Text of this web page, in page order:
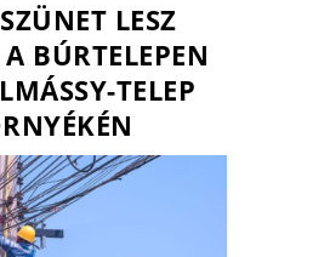
LESZ
BÚRTELEPEN
TELEP